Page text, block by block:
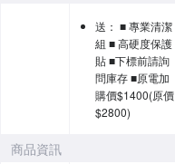
送： ■ 專業清潔
組 ■ 高硬度保護
貼 ■下標前請詢
問庫存 ■原電加
購價$1400(原價
$2800)
商品資訊